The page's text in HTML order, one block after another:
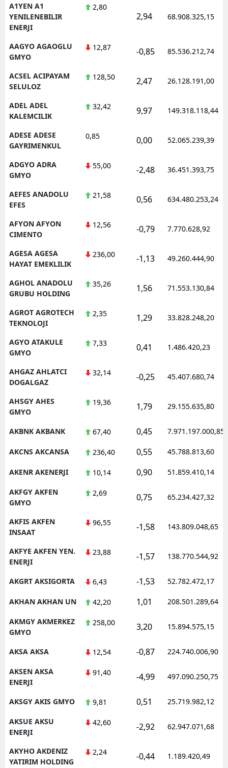
A1YEN A1
YENILENEBILIR
ENERJI
2,80
2,94 68.908.325,15
AAGYO AGAOGLU
GMYO
12,87 -0,85 85.536.212,74
ACSEL ACIPAYAM
SELULOZ
128,50 2,47 26.128.191,00
ADEL ADEL
KALEMCILIK
32,42 9,97 149.318.118,44
ADESE ADESE
GAYRIMENKUL
0,85 0,00 52.065.239,39
ADGYO ADRA
GMYO
55,00 -2,48 36.451.393,75
AEFES ANADOLU
EFES
21,58 0,56 634.480.253,24
AFYON AFYON
CIMENTO
12,56 -0,79 7.770.628,92
AGESA AGESA
HAYAT EMEKLILIK
236,00 -1,13 49.260.444,90
AGHOL ANADOLU
GRUBU HOLDING
35,26 1,56 71.553.130,84
AGROT AGROTECH
TEKNOLOJI
2,35 1,29 33.828.248,20
AGYO ATAKULE
GMYO
7,33 0,41 1.486.420,23
AHGAZ AHLATCI
DOGALGAZ
32,14 -0,25 45.407.680,74
AHSGY AHES
GMYO
19,36 1,79 29.155.635,80
AKBNK AKBANK 67,40 0,45 7.971.197.000,85
AKCNS AKCANSA 236,40 0,55 45.788.813,60
AKENR AKENERJI 10,14 0,90 51.859.410,14
AKFGY AKFEN
GMYO
2,69 0,75 65.234.427,32
AKFIS AKFEN
INSAAT
96,55 -1,58 143.809.048,65
AKFYE AKFEN YEN.
ENERJI
23,88 -1,57 138.770.544,92
AKGRT AKSIGORTA 6,43 -1,53 52.782.472,17
AKHAN AKHAN UN 42,20 1,01 208.501.289,64
AKMGY AKMERKEZ
GMYO
258,00 3,20 15.894.575,15
AKSA AKSA 12,54 -0,87 224.740.006,90
AKSEN AKSA
ENERJI
91,40 -4,99 497.090.250,75
AKSGY AKIS GMYO 9,81 0,51 25.719.982,12
AKSUE AKSU
ENERJI
42,60 -2,92 62.947.071,68
AKYHO AKDENIZ
YATIRIM HOLDING
2,24 -0,44 1.189.420,49